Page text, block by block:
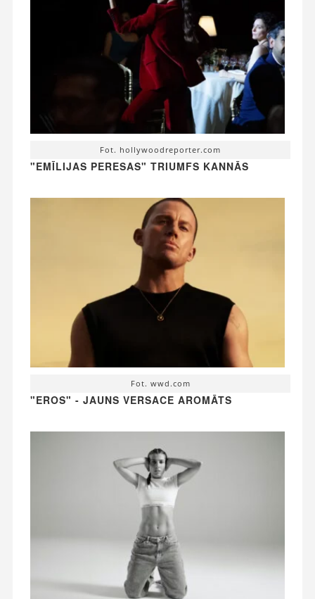
Fot. hollywoodreporter.com
"EMĪLIJAS PERESAS" TRIUMFS KANNĀS
Fot. wwd.com
"EROS" - JAUNS VERSACE AROMĀTS